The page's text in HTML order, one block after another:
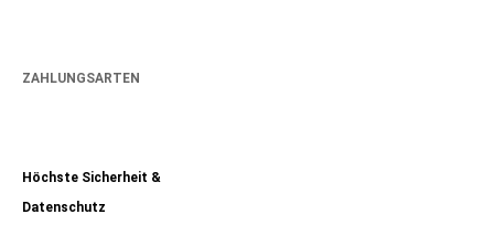
ZAHLUNGSARTEN
Höchste Sicherheit &
Datenschutz